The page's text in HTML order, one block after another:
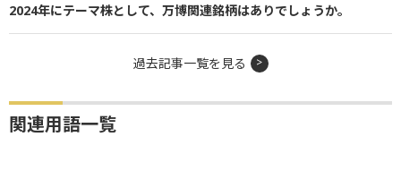
2024年にテーマ株として、万博関連銘柄はありでしょうか。
過去記事一覧を見る
関連用語一覧